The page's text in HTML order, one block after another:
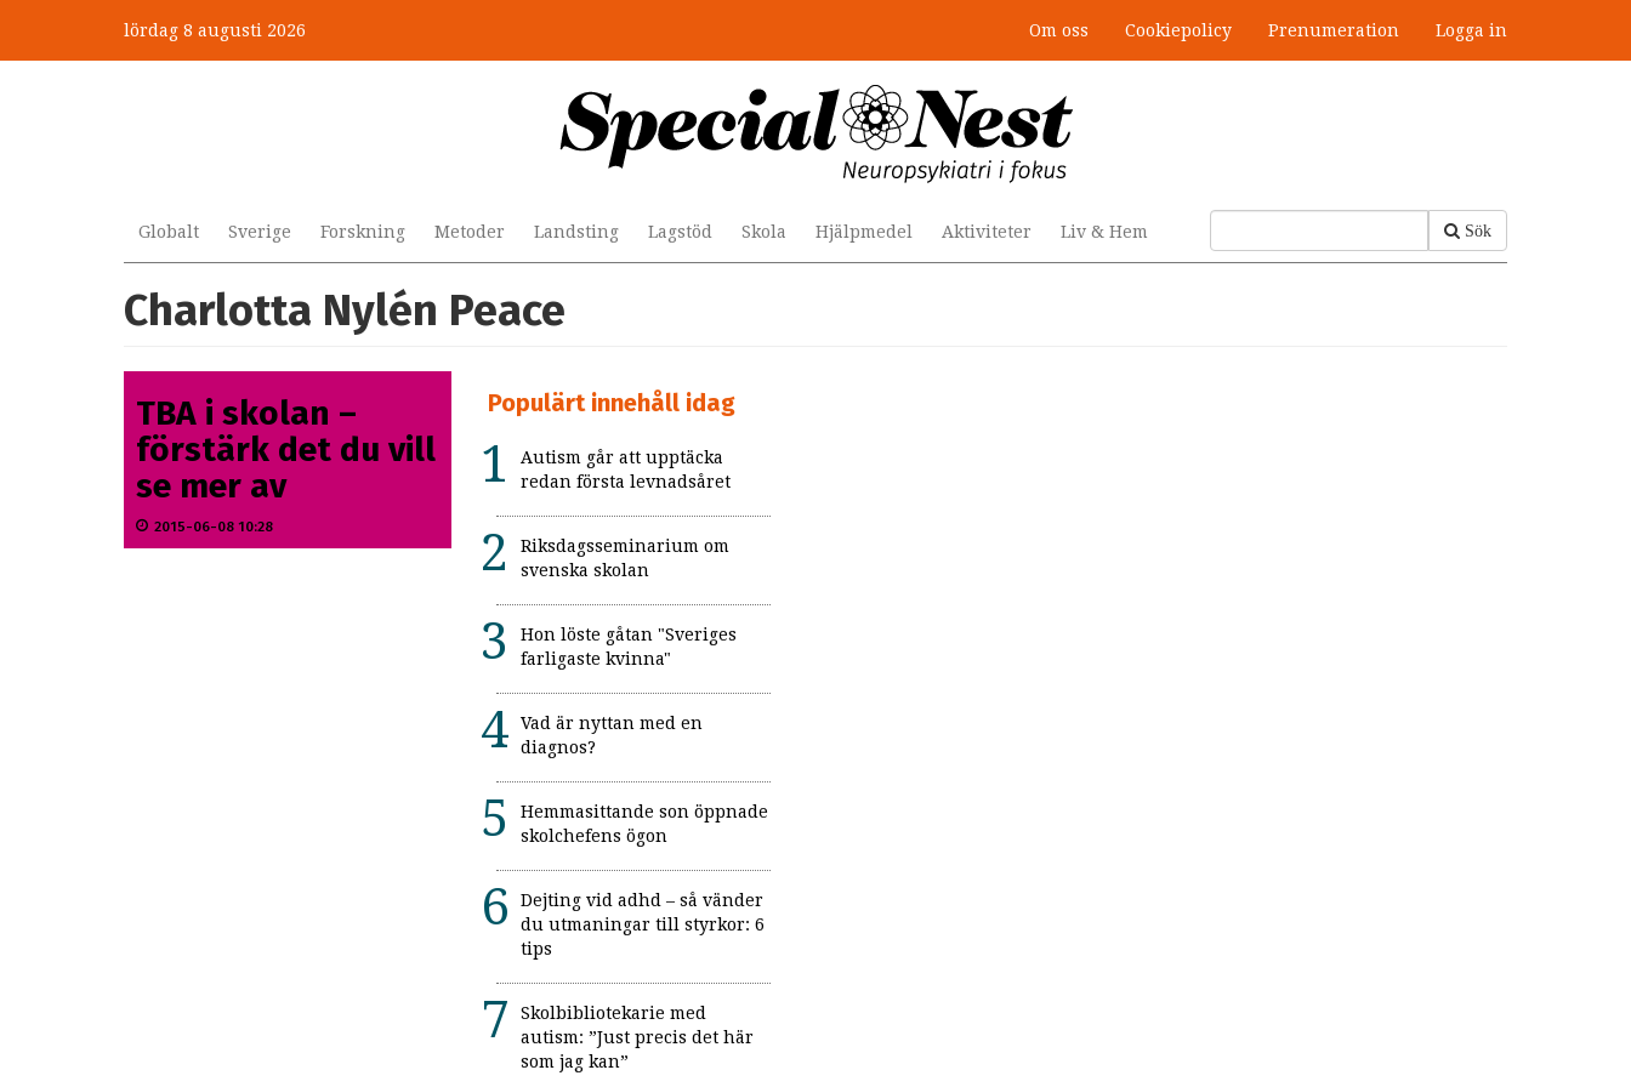
huvudinnehåll
lördag 8 augusti 2026 Om oss Cookiepolicy Prenumeration Logga in
Sök
Globalt Sverige Forskning Metoder Landsting Lagstöd Skola Hjälpmedel Aktiviteter Liv & Hem
Charlotta Nylén Peace
TBA i skolan –
förstärk det du vill
se mer av
2015-06-08 10:28
Populärt innehåll idag
Autism går att upptäcka
redan första levnadsåret
Riksdagsseminarium om
svenska skolan
Hon löste gåtan "Sveriges
farligaste kvinna"
Vad är nyttan med en
diagnos?
Hemmasittande son öppnade
skolchefens ögon
Dejting vid adhd – så vänder
du utmaningar till styrkor: 6
tips
Skolbibliotekarie med
autism: ”Just precis det här
som jag kan”